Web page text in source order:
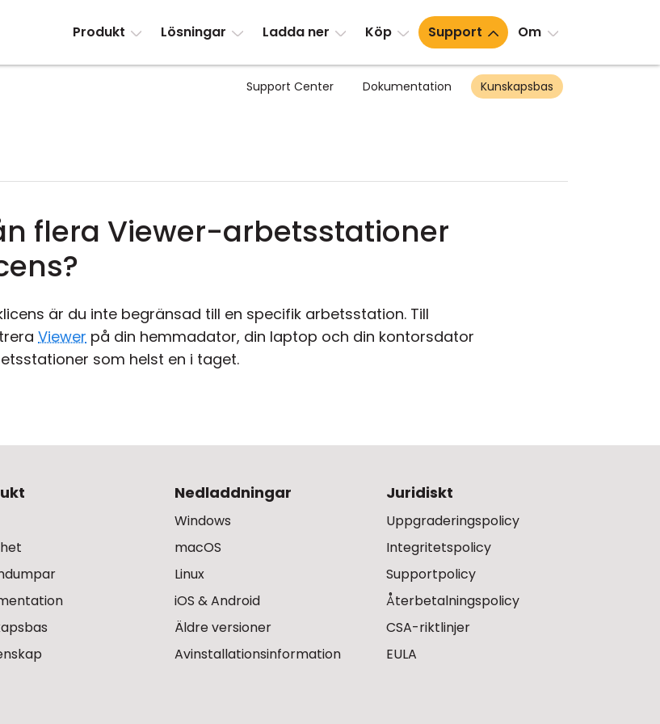
Produkt Lösningar Ladda ner Köp Support Om
Support Center Dokumentation Kunskapsbas
flera Viewer-arbetsstationer
är du inte begränsad till en specifik arbetsstation. Till
Viewer på din hemmadator, din laptop och din kontorsdator
som helst en i taget.
Nedladdningar
Windows
macOS
Linux
iOS & Android
Äldre versioner
Avinstallationsinformation
Juridiskt
Uppgraderingspolicy
Integritetspolicy
Supportpolicy
Återbetalningspolicy
CSA-riktlinjer
EULA